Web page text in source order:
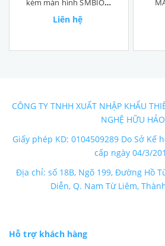
kèm màn hình SMBIOP-
10-LCD
Liên hệ
CÔNG TY TNHH XUẤT NHẬP KHẨU
NGHỆ HỮU HẢO
Giấy phép KD: 0104509289 Do Sở Kế
cấp ngày 04/3/
Địa chỉ: số 18B, Ngõ 199, Đường Hồ
Diễn, Q. Nam Từ Liêm,
Hỗ trợ khách hàng